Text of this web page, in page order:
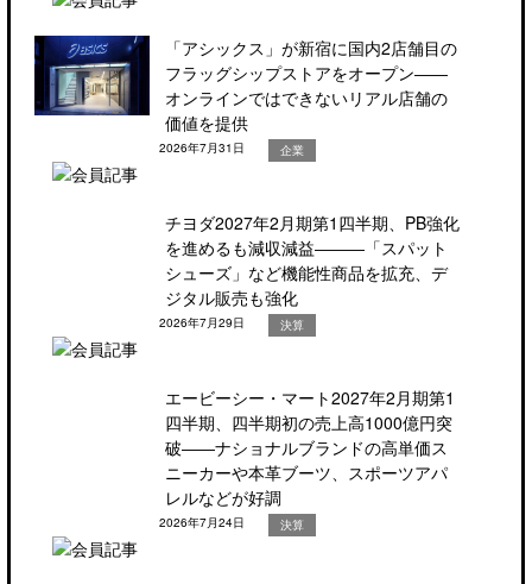
「アシックス」が新宿に国内2店舗目の
フラッグシップストアをオープン――
オンラインではできないリアル店舗の
価値を提供
2026年7月31日 企業
チヨダ2027年2月期第1四半期、PB強化
を進めるも減収減益―――「スパット
シューズ」など機能性商品を拡充、デ
ジタル販売も強化
2026年7月29日 決算
エービーシー・マート2027年2月期第1
四半期、四半期初の売上高1000億円突
破――ナショナルブランドの高単価ス
ニーカーや本革ブーツ、スポーツアパ
レルなどが好調
2026年7月24日 決算